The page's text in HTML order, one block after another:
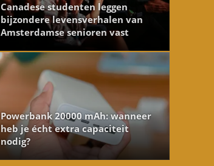
Canadese studenten leggen
bijzondere levensverhalen van
Amsterdamse senioren vast
Powerbank 20000 mAh: wanneer
heb je écht extra capaciteit
nodig?